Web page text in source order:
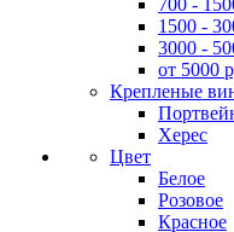
700 -
1500 -
3000 -
от 5000
Крепленые
Херес
Цвет
Белое
Розовое
Красное